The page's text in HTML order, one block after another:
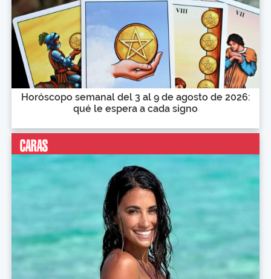
Horóscopo semanal del 3 al 9 de agosto de 2026:
qué le espera a cada signo